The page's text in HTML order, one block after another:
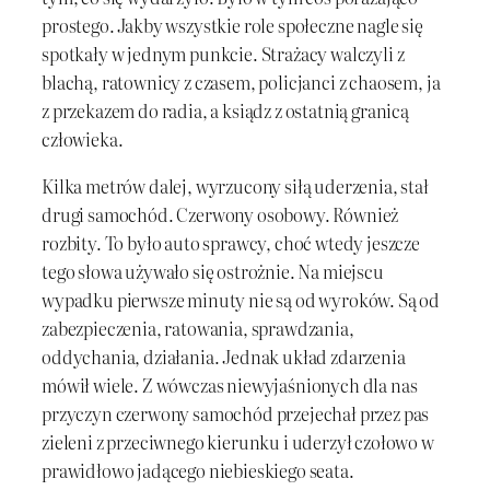
prostego. Jakby wszystkie role społeczne nagle się
spotkały w jednym punkcie. Strażacy walczyli z
blachą, ratownicy z czasem, policjanci z chaosem, ja
z przekazem do radia, a ksiądz z ostatnią granicą
człowieka.
Kilka metrów dalej, wyrzucony siłą uderzenia, stał
drugi samochód. Czerwony osobowy. Również
rozbity. To było auto sprawcy, choć wtedy jeszcze
tego słowa używało się ostrożnie. Na miejscu
wypadku pierwsze minuty nie są od wyroków. Są od
zabezpieczenia, ratowania, sprawdzania,
oddychania, działania. Jednak układ zdarzenia
mówił wiele. Z wówczas niewyjaśnionych dla nas
przyczyn czerwony samochód przejechał przez pas
zieleni z przeciwnego kierunku i uderzył czołowo w
prawidłowo jadącego niebieskiego seata.